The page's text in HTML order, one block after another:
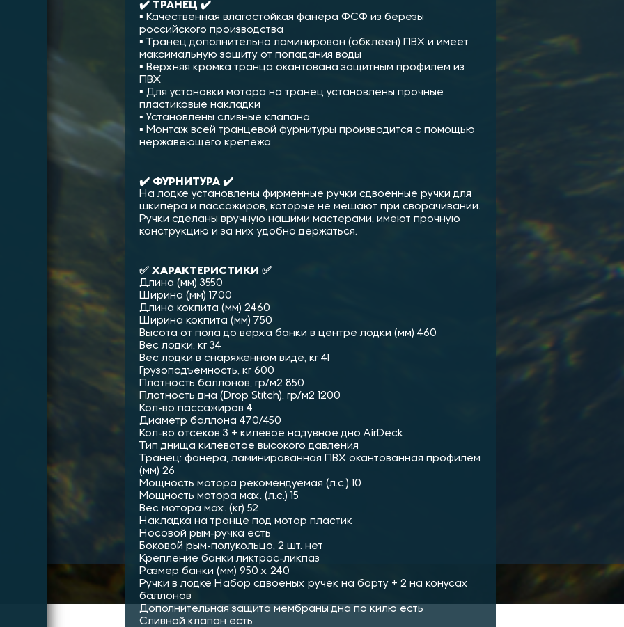
✔️ ТРАНЕЦ ✔️
▪︎ Качественная влагостойкая фанера ФСФ из березы
российского производства
▪︎ Транец дополнительно ламинирован (обклеен) ПВХ и имеет
максимальную защиту от попадания воды
▪︎ Верхняя кромка транца окантована защитным профилем из
ПВХ
▪︎ Для установки мотора на транец установлены прочные
пластиковые накладки
▪︎ Установлены сливные клапана
▪︎ Монтаж всей транцевой фурнитуры производится с помощью
нержавеющего крепежа
✔️ ФУРНИТУРА ✔️
На лодке установлены фирменные ручки сдвоенные ручки для
шкипера и пассажиров, которые не мешают при сворачивании.
Ручки сделаны вручную нашими мастерами, имеют прочную
конструкцию и за них удобно держаться.
✅ ХАРАКТЕРИСТИКИ ✅
Длина (мм) 3550
Ширина (мм) 1700
Длина кокпита (мм) 2460
Ширина кокпита (мм) 750
Высота от пола до верха банки в центре лодки (мм) 460
Вес лодки, кг 34
Вес лодки в снаряженном виде, кг 41
Грузоподъемность, кг 600
Плотность баллонов, гр/м2 850
Плотность дна (Drop Stitch), гр/м2 1200
Кол-во пассажиров 4
Диаметр баллона 470/450
Кол-во отсеков 3 + килевое надувное дно AirDeck
Тип днища килеватое высокого давления
Транец: фанера, ламинированная ПВХ окантованная профилем
(мм) 26
Мощность мотора рекомендуемая (л.с.) 10
Мощность мотора мах. (л.с.) 15
Вес мотора мах. (кг) 52
Накладка на транце под мотор пластик
Носовой рым-ручка есть
Боковой рым-полукольцо, 2 шт. нет
Крепление банки ликтрос-ликпаз
Размер банки (мм) 950 х 240
Ручки в лодке Набор сдвоеных ручек на борту + 2 на конусах
баллонов
Дополнительная защита мембраны дна по килю есть
Сливной клапан есть